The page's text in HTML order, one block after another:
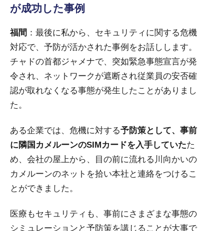
が成功した事例
福間 ：最後に私から、セキュリティに関する危機
対応で、予防が活かされた事例をお話しします。
チャドの首都ジャメナで、突如緊急事態宣言が発
令され、ネットワークが遮断され従業員の安否確
認が取れなくなる事態が発生したことがありまし
た。
ある企業では、危機に対する予防策として、事前
に隣国カメルーンのSIMカードを入手していたた
め、会社の屋上から、目の前に流れる川向かいの
カメルーンのネットを拾い本社と連絡をつけるこ
とができました。
医療もセキュリティも、事前にさまざまな事態の
シミュレーションと予防策を講じることが大事で